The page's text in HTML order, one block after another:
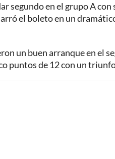
segundo en el grupo A
el boleto en un
un buen arranque en el
puntos de 12 con un